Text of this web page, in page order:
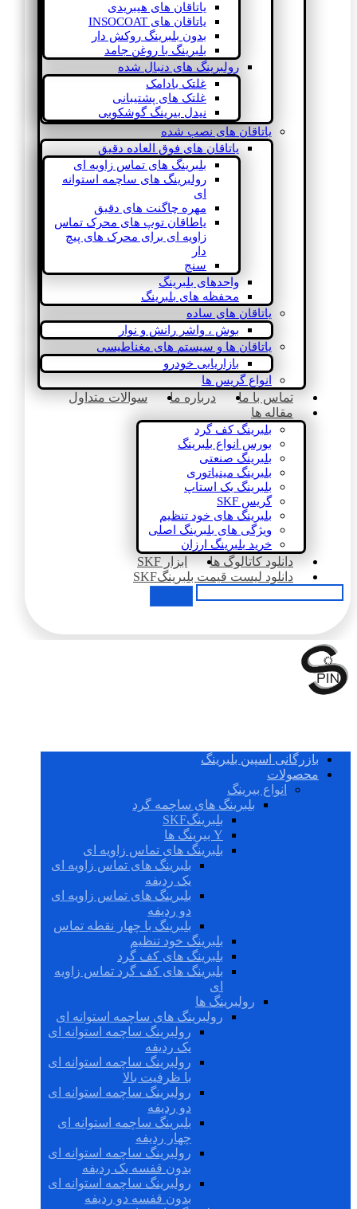
یاتاقان های هیبریدی
یاتاقان های INSOCOAT
بدون بلبرینگ روکش دار
بلبرینگ با روغن جامد
رولبرینگ های دنبال شده
غلتک بادامک
غلتک های پشتیبانی
نیدل بیرینگ گوشکوبی
یاتاقان های نصب شده
یاتاقان های فوق العاده دقیق
بلبرینگ های تماس زاویه ای
رولبرینگ های ساچمه استوانه
ای
مهره چاگنت های دقیق
یاطاقان توپ های محرک تماس
زاویه ای برای محرک های پیچ
دار
سنج
واحدهای بلبرینگ
محفظه های بلبرینگ
یاتاقان های ساده
بوش ، واشر رانش و نوار
یاتاقان ها و سیستم های مغناطیسی
بازاریابی خودرو
انواع گریس ها
تماس با ما درباره ما
سوالات متداول
مقاله ها
بلبرینگ کف گرد
بورس انواع بلبرینگ
بلبرینگ صنعتی
بلبرینگ مینیاتوری
بلبرینگ بک استاپ
گریس SKF
بلبرینگ های خود تنظیم
ویژگی های بلبرینگ اصلی
خرید بلبرینگ ارزان
دانلود کاتالوگ ها
ابزار SKF
دانلود لیست قیمت بلبرینگSKF
بازرگانی اسپین بلبرینگ
محصولات
انواع بیرینگ
بلبرینگ های ساچمه گرد
بلبرینگSKF
Y بیرینگ ها
بلبرینگ های تماس زاویه ای
بلبرینگ های تماس زاویه ای
یک ردیفه
بلبرینگ های تماس زاویه ای
دو ردیفه
بلبرینگ با چهار نقطه تماس
بلبرینگ خود تنظیم
بلبرینگ های کف گرد
بلبرینگ های کف گرد تماس زاویه
ای
رولبرینگ ها
رولبرینگ های ساچمه استوانه ای
رولبرینگ ساچمه استوانه ای
یک ردیفه
رولبرینگ ساچمه استوانه ای
با ظرفیت بالا
رولبرینگ ساچمه استوانه ای
دو ردیفه
بلبرینگ ساچمه استوانه ای
چهار ردیفه
رولبرینگ ساچمه استوانه ای
بدون قفسه یک ردیفه
رولبرینگ ساچمه استوانه ای
بدون قفسه دو ردیفه